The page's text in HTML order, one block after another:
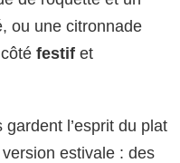
ou une citronnade
festif et
l’esprit du plat
estivale : des